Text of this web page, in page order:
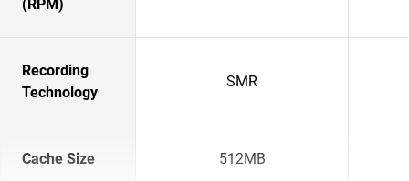
(RPM)
Recording
Technology
SMR
Cache Size 512MB